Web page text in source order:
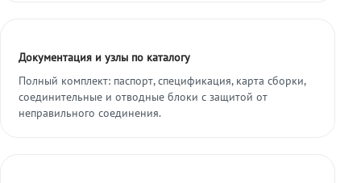
Документация и узлы по каталогу
Полный комплект: паспорт, спецификация, карта сборки,
соединительные и отводные блоки с защитой от
неправильного соединения.